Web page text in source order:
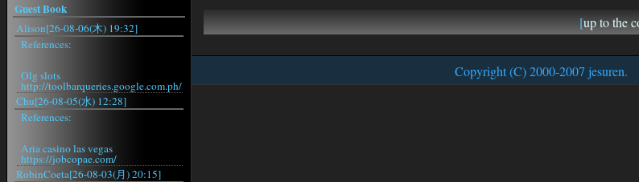
[up to the
Guest Book
Alison[26-08-06(木) 19:32]
References:
Olg slots
http://toolbarqueries.google.com.ph/
Chu[26-08-05(水) 12:28]
References:
Aria casino las vegas
https://jobcopae.com/
RobinCoeta[26-08-03(月) 20:15]
Copyright (C) 2000-2007 jesuren.